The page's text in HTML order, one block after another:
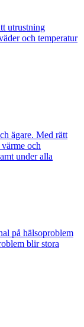
utrustning
och temperatur
ägare. Med rätt
och
under alla
på hälsoproblem
blir stora